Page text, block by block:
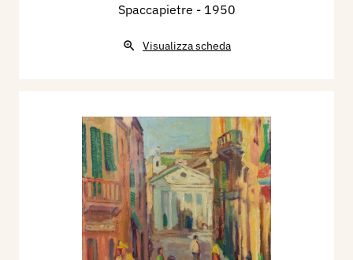
Spaccapietre - 1950
Visualizza scheda